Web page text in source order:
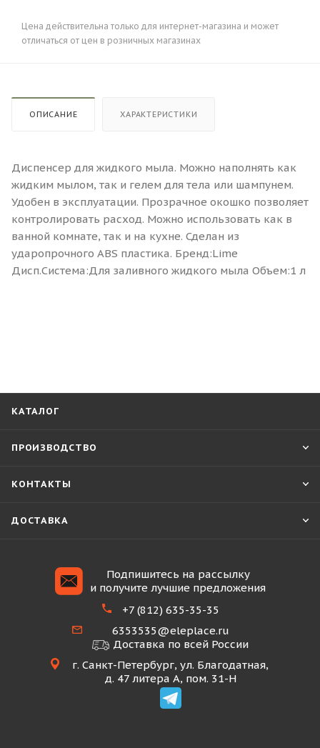
Цена действительна только для интернет-магазина и может
отличаться от цен в розничных магазинах
ОПИСАНИЕ ХАРАКТЕРИСТИКИ
Диспенсер для жидкого мыла. Можно наполнять как
жидким мылом, так и гелем для тела или шампунем.
Удобен в эксплуатации. Прозрачное окошко позволяет
контролировать расход. Можно использовать как в
ванной комнате, так и на кухне. Сделан из
ударопрочного ABS пластика. Бренд:Lime
Дисп.Система:Для заливного жидкого мыла Объем:1 л
КАТАЛОГ
ПРОИЗВОДСТВО
КОНТАКТЫ
ДОСТАВКА
Подпишитесь на рассылку
и получите лучшие предложения
+7 (812) 635-35-35
6353535@eleplace.ru
Доставка по всей России
г. Санкт-Петербург, ул. Благодатная,
д. 47 литера А, пом. 31-Н